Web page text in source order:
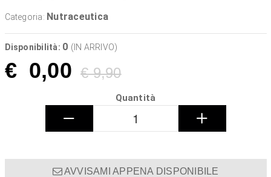
Categoria: Nutraceutica
Disponibilità: 0 (IN ARRIVO)
€ 0,00 € 9,90
Quantità
AVVISAMI APPENA DISPONIBILE